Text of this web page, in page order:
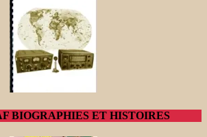
BIOGRAPHIES ET HISTOIRES